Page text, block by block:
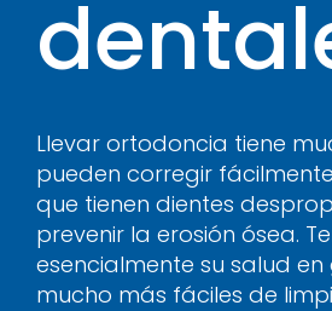
Llevar ortodoncia tiene
pueden corregir
que tienen dientes
prevenir la erosión ósea.
esencialmente su salud
mucho más fáciles de